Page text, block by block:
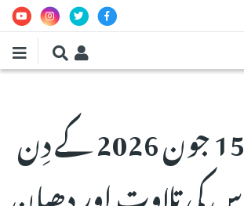
آج مورخہ15 جون 2026 کے دِن